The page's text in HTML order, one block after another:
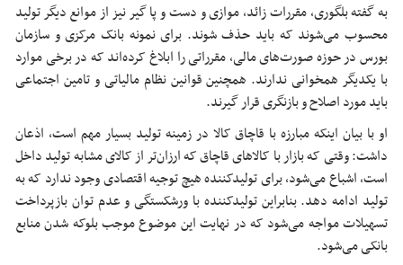
به گفته بلگوری، مقررات زائد، موازی و دست و پا گیر نیز از موانع دیگر تولید
محسوب می‌شوند که باید حذف شوند. برای نمونه بانک مرکزی و سازمان
بورس در حوزه صورت‌های مالی، مقرراتی را ابلاغ کرده‌اند که در برخی موارد
با یکدیگر همخوانی ندارند. همچنین قوانین نظام مالیاتی و تامین اجتماعی
باید مورد اصلاح و بازنگری قرار گیرند.
او با بیان اینکه مبارزه با قاچاق کالا در زمینه تولید بسیار مهم است، اذعان
داشت: وقتی که بازار با کالاهای قاچاق که ارزان‌تر از کالای مشابه تولید داخل
است، اشباع می‌شود، برای تولیدکننده هیچ توجیه اقتصادی وجود ندارد که به
تولید ادامه دهد. بنابراین تولیدکننده با ورشکستگی و عدم توان بازپرداخت
تسهیلات مواجه می‌شود که در نهایت این موضوع موجب بلوکه شدن منابع
بانکی‌ می‌شود.